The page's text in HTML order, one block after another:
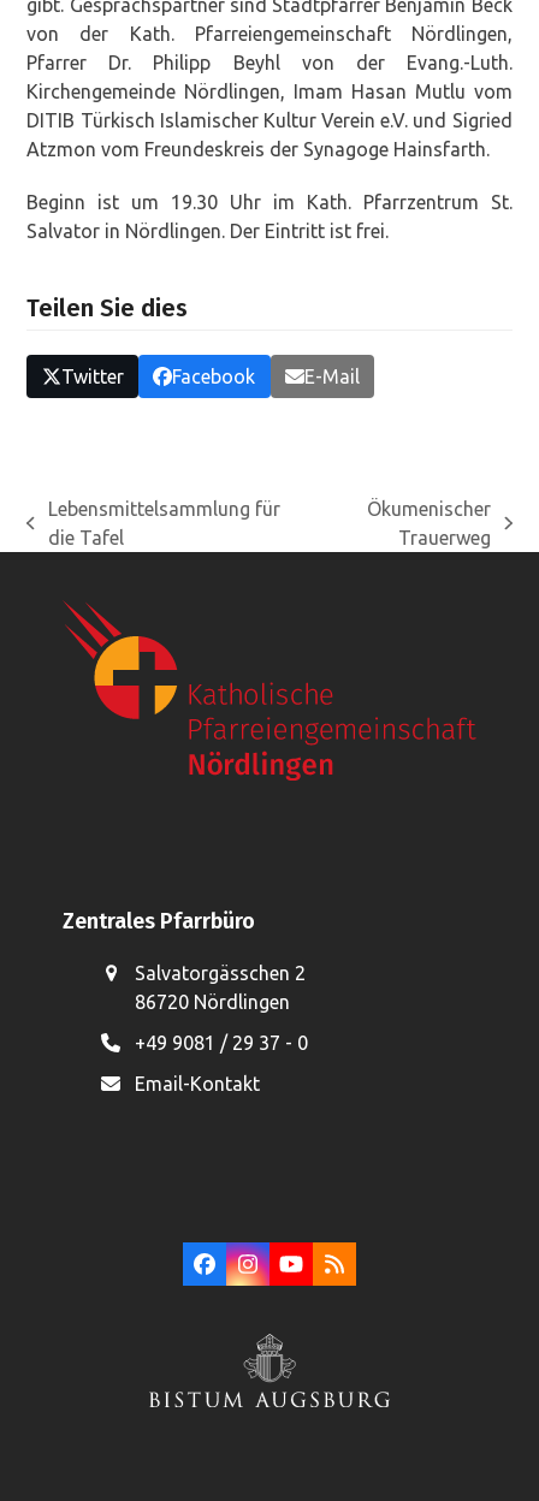
von der Kath. Pfarreiengemeinschaft Nördlingen,
Pfarrer Dr. Philipp Beyhl von der Evang.-Luth.
Kirchengemeinde Nördlingen, Imam Hasan Mutlu vom
DITIB Türkisch Islamischer Kultur Verein e.V. und Sigried
Atzmon vom Freundeskreis der Synagoge Hainsfarth.
Beginn ist um 19.30 Uhr im Kath. Pfarrzentrum St.
Salvator in Nördlingen. Der Eintritt ist frei.
Teilen Sie dies
Twitter Facebook E-Mail
vorheriger
Lebensmittelsammlung für
die Tafel
Ökumenischer
Trauerweg
Zentrales Pfarrbüro
Salvatorgässchen 2
86720 Nördlingen
+49 9081 / 29 37 - 0
Email-Kontakt
Facebook
Instagram
YouTube
RSS